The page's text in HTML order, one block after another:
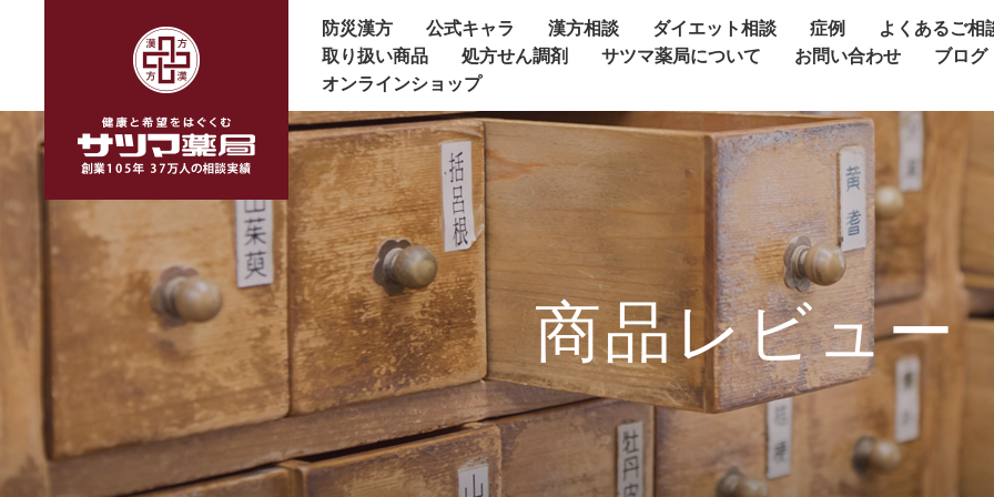
防災漢方 公式キャラ 漢方相談 ダイエット相談 症例
よくあるご相
取り扱い商品
処方せん調剤 サツマ薬局について お問い合わせ
ブログ
オンラインショップ
商品レビュー